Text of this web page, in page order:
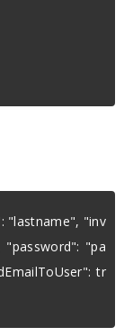
"lastname", "inv
"password": "pa
tr